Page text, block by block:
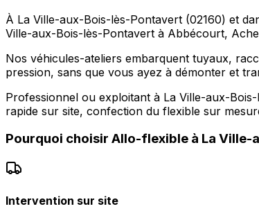
À La Ville-aux-Bois-lès-Pontavert (02160) et
Ville-aux-Bois-lès-Pontavert à Abbécourt,
Nos véhicules-ateliers embarquent tuyaux,
pression, sans que vous ayez à démonter et
Professionnel ou exploitant à La Ville-aux-
rapide sur site, confection du flexible sur
Pourquoi choisir Allo-flexible à La Ville-
Intervention sur site